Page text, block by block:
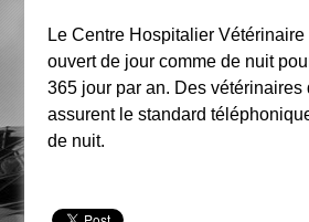
Le Centre Hospitalier
ouvert de jour comme de nuit
365 jour par an. Des vétérinaires
assurent le standard
de nuit.